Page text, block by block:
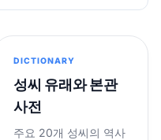
DICTIONARY
성씨 유래와 본관
사전
주요 20개 성씨의 역사